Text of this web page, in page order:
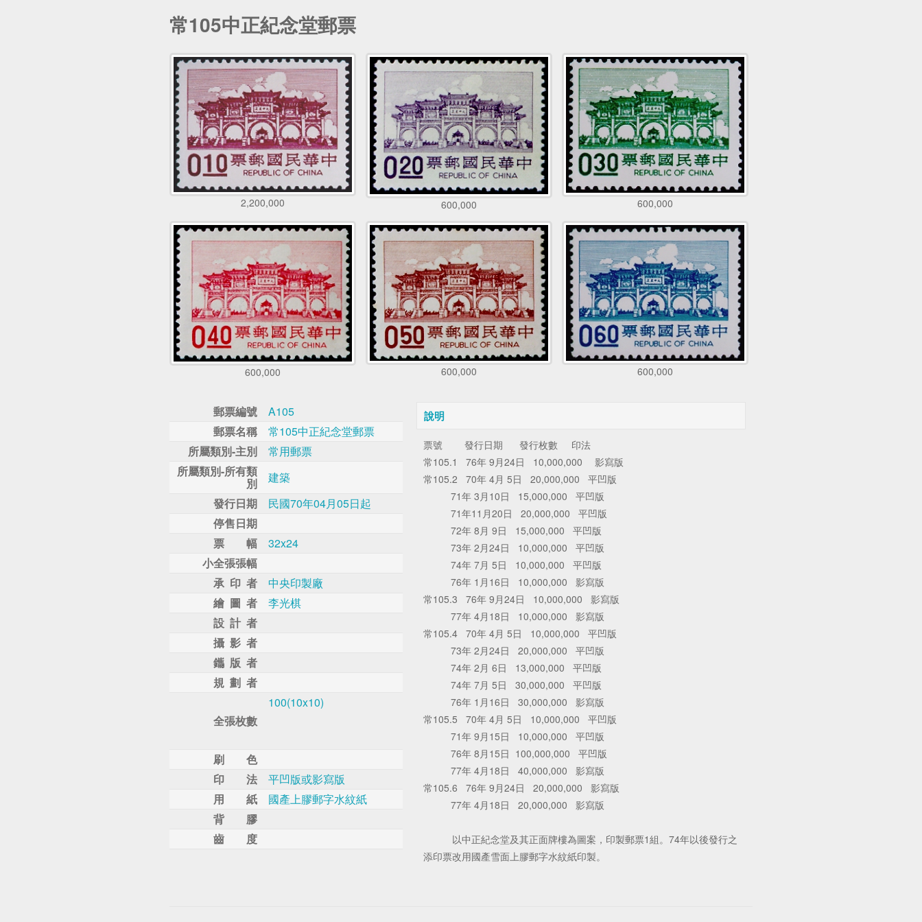
常105中正紀念堂郵票
2,200,000 600,000 600,000
600,000 600,000 600,000
郵票編號
A105
郵票名稱
常105中正紀念堂郵票
所屬類別-主別
常用郵票
所屬類別-所有類
別
建築
發行日期
民國70年04月05日起
停售日期
票 幅
32x24
小全張張幅
承 印 者
中央印製廠
繪 圖 者
李光棋
設 計 者
攝 影 者
鑴 版 者
規 劃 者
全張枚數
100(10x10)
刷 色
印 法
平凹版或影寫版
用 紙
國產上膠郵字水紋紙
背 膠
齒 度
說明
票號 發行日期 發行枚數 印法
常105.1 76年 9月24日 10,000,000 影寫版
常105.2 70年 4月 5日 20,000,000 平凹版
71年 3月10日 15,000,000 平凹版
71年11月20日 20,000,000 平凹版
72年 8月 9日 15,000,000 平凹版
73年 2月24日 10,000,000 平凹版
74年 7月 5日 10,000,000 平凹版
76年 1月16日 10,000,000 影寫版
常105.3 76年 9月24日 10,000,000 影寫版
77年 4月18日 10,000,000 影寫版
常105.4 70年 4月 5日 10,000,000 平凹版
73年 2月24日 20,000,000 平凹版
74年 2月 6日 13,000,000 平凹版
74年 7月 5日 30,000,000 平凹版
76年 1月16日 30,000,000 影寫版
常105.5 70年 4月 5日 10,000,000 平凹版
71年 9月15日 10,000,000 平凹版
76年 8月15日 100,000,000 平凹版
77年 4月18日 40,000,000 影寫版
常105.6 76年 9月24日 20,000,000 影寫版
77年 4月18日 20,000,000 影寫版
以中正紀念堂及其正面牌樓為圖案，印製郵票1組。74年以後發行之
添印票改用國產雪面上膠郵字水紋紙印製。